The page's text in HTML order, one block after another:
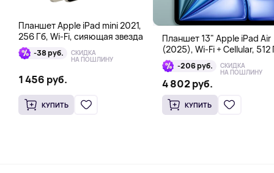
Планшет Apple iPad mini 2021,
256 Гб, Wi-Fi, сияющая звезда
-38 руб. СКИДКА
НА ПОШЛИНУ
1 456 руб.
КУПИТЬ
Планшет 13" Apple iPad Air
(2025), Wi-Fi + Cellular, 512
голубой-206 руб. СКИДКА
НА ПОШЛИНУ
4 802 руб.
КУПИТЬ